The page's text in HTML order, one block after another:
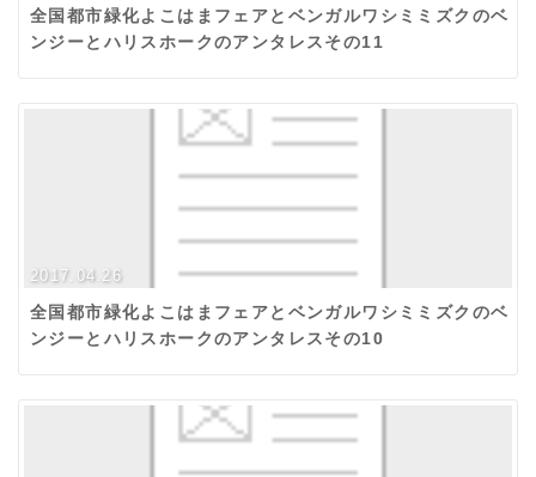
全国都市緑化よこはまフェアとベンガルワシミミズクのベ
ンジーとハリスホークのアンタレスその11
2017.04.26
全国都市緑化よこはまフェアとベンガルワシミミズクのベ
ンジーとハリスホークのアンタレスその10